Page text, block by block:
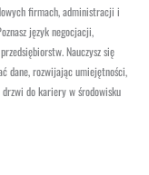
firmach, administracji i
język negocjacji,
Nauczysz się
dane, rozwijając umiejętności,
do kariery w środowisku